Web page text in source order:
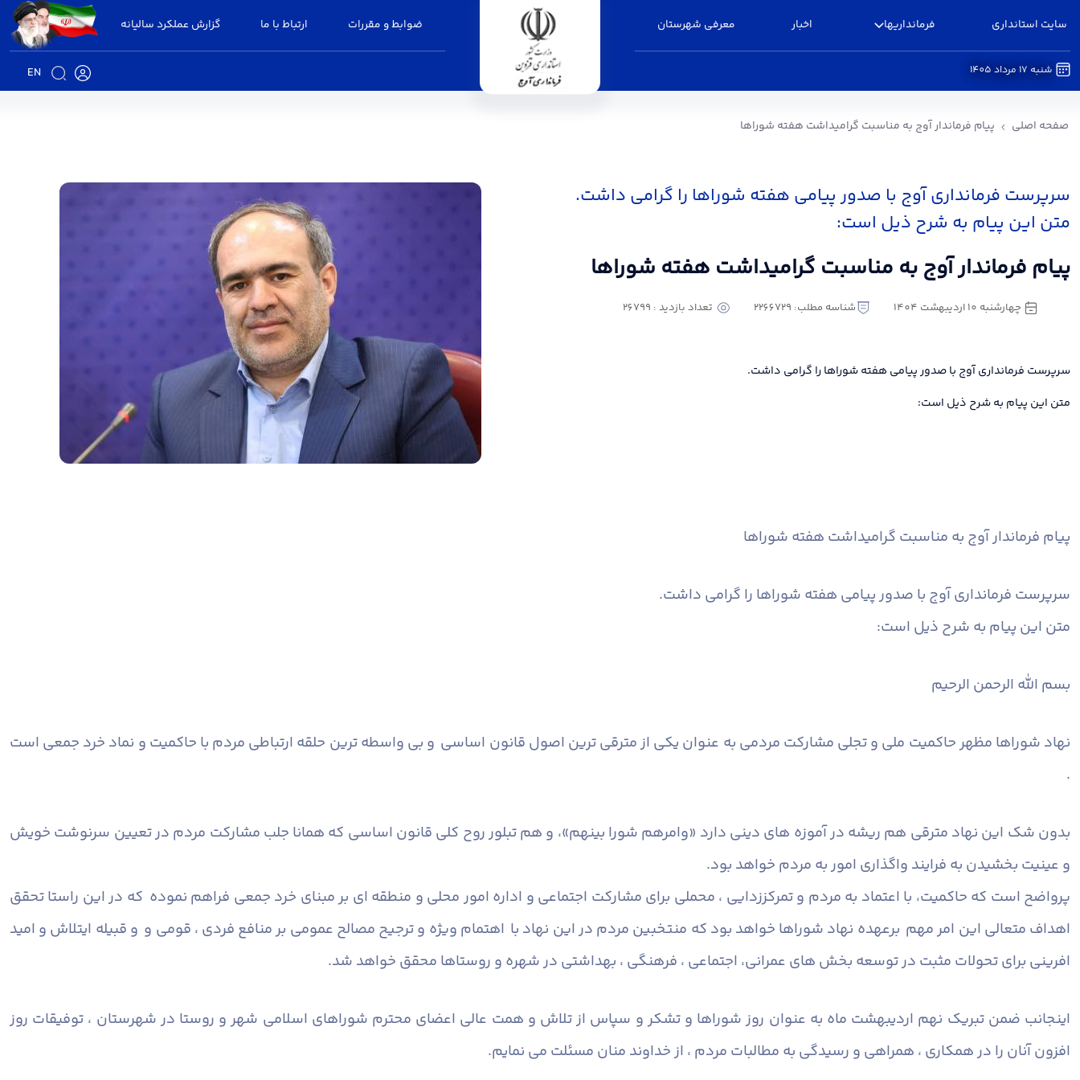
سایت استانداری فرمانداریها اخبار معرفی شهرستان ضوابط و مقررات ارتباط با ما گزارش عملکرد سالیانه
EN شنبه 17 مرداد 1405
صفحه اصلی پیام فرماندار آوج به مناسبت گرامیداشت هفته شوراها
سرپرست فرمانداری آوج با صدور پیامی هفته شوراها را گرامی داشت.
متن این پیام به شرح ذیل است:
پیام فرماندار آوج به مناسبت گرامیداشت هفته شوراها
چهارشنبه 10 اردیبهشت 1404 شناسه مطلب: 2266729 تعداد بازدید : 26799
سرپرست فرمانداری آوج با صدور پیامی هفته شوراها را گرامی داشت.
متن این پیام به شرح ذیل است:
پیام فرماندار آوج به مناسبت گرامیداشت هفته شوراها
سرپرست فرمانداری آوج با صدور پیامی هفته شوراها را گرامی داشت.
متن این پیام به شرح ذیل است:
بسم الله الرحمن الرحیم
نهاد شوراها مظهر حاکمیت ملی و تجلی مشارکت مردمی به عنوان یکی از مترقی ترین اصول قانون اساسی و بی واسطه ترین حلقه ارتباطی مردم با حاکمیت و نماد خرد جمعی است
.
بدون شک این نهاد مترقی هم ریشه در آموزه های دینی دارد «وامرهم شورا بینهم»، و هم تبلور روح کلی قانون اساسی که همانا جلب مشارکت مردم در تعیین سرنوشت خویش
و عینیت بخشیدن به فرایند واگذاری امور به مردم خواهد بود.
پرواضح است که حاکمیت، با اعتماد به مردم و تمرکززدایی ، محملی برای مشارکت اجتماعی و اداره امور محلی و منطقه ای بر مبنای خرد جمعی فراهم نموده که در این راستا تحقق
اهداف متعالی این امر مهم برعهده نهاد شوراها خواهد بود که منتخبین مردم در این نهاد با اهتمام ویژه و ترجیح مصالح عمومی بر منافع فردی ، قومی و و قبیله ایتلاش و امید
افرینی برای تحولات مثبت در توسعه بخش های عمرانی، اجتماعی ، فرهنگی ، بهداشتی در شهره و روستاها محقق خواهد شد.
اینجانب ضمن تبریک نهم اردیبهشت ماه به عنوان روز شوراها و تشکر و سپاس از تلاش و همت عالی اعضای محترم شوراهای اسلامی شهر و روستا در شهرستان ، توفیقات روز
افزون آنان را در همکاری ، همراهی و رسیدگی به مطالبات مردم ، از خداوند منان مسئلت می نمایم.